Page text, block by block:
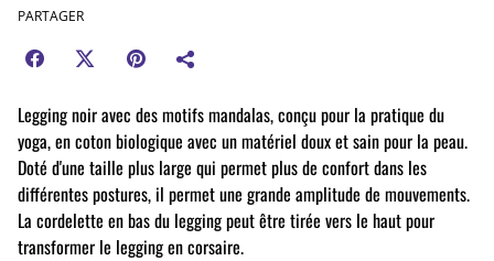
PARTAGER
Legging noir avec des motifs mandalas, conçu pour la pratique du
yoga, en coton biologique avec un matériel doux et sain pour la peau.
Doté d'une taille plus large qui permet plus de confort dans les
différentes postures, il permet une grande amplitude de mouvements.
La cordelette en bas du legging peut être tirée vers le haut pour
transformer le legging en corsaire.